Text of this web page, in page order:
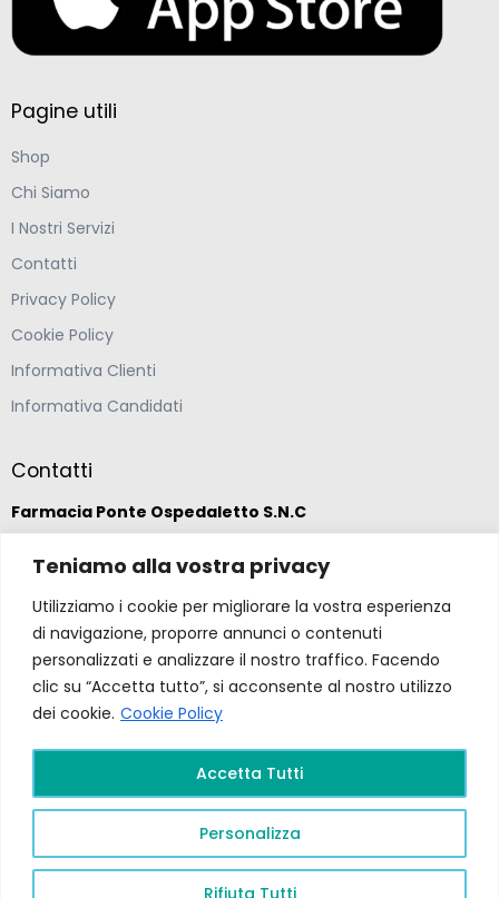
Teniamo alla vostra privacy
Utilizziamo i cookie per migliorare la vostra esperienza
di navigazione, proporre annunci o contenuti
personalizzati e analizzare il nostro traffico. Facendo
clic su “Accetta tutto”, si acconsente al nostro utilizzo
dei cookie. Cookie Policy
Personalizza
Rifiuta Tutti
Accetta Tutti
Pagine utili
Shop
Chi Siamo
I Nostri Servizi
Contatti
Privacy Policy
Cookie Policy
Informativa Clienti
Informativa Candidati
Contatti
Farmacia Ponte Ospedaletto S.N.C
Via della Solidarietà 2,
47020 Longiano, Forlì-Cesena
(39) 0547 57265
farmacia@ponteospedaletto.it
Farmacia Ponte Ospedaletto 2026. Tutti diritti
riservati a Farmacia Ponte Ospedaletto. Sito creato
Gruppo Ingegneria.Privacy Policy –
C.F.04323760407PR FESR EMILIA ROMAGNA
2021/2027